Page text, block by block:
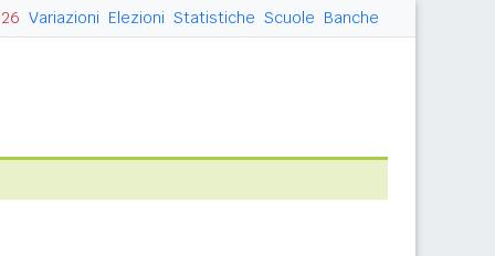
Variazioni Elezioni Statistiche Scuole Banche